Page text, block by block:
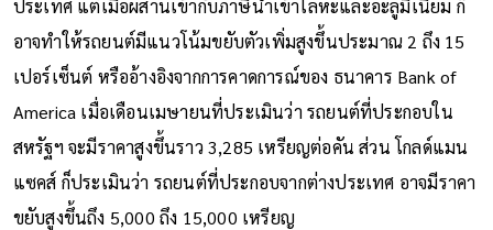
ประเทศ แต่เมื่อผสานเข้ากับภาษีนำเข้าโลหะและอะลูมิเนียม ก็
อาจทำให้รถยนต์มีแนวโน้มขยับตัวเพิ่มสูงขึ้นประมาณ 2 ถึง 15
เปอร์เซ็นต์ หรืออ้างอิงจากการคาดการณ์ของ ธนาคาร Bank of
America เมื่อเดือนเมษายนที่ประเมินว่า รถยนต์ที่ประกอบใน
สหรัฐฯ จะมีราคาสูงขึ้นราว 3,285 เหรียญต่อคัน ส่วน โกลด์แมน
แซคส์ ก็ประเมินว่า รถยนต์ที่ประกอบจากต่างประเทศ อาจมีราคา
ขยับสูงขึ้นถึง 5,000 ถึง 15,000 เหรียญ